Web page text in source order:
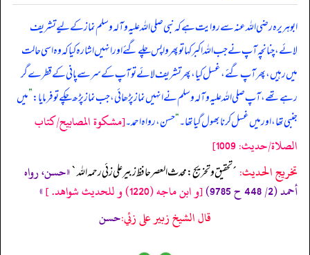
ابوہریرہ رضی اللہ عنہ سے روایت ہے کہ نبی صلی ‌اللہ ‌علیہ ‌وآلہ ‌وسلم نماز کے لیے تشریف
لائے، چنانچہ آپ نے جب اللہ اکبر کہا تو پھر واپس چلے گئے اور انہیں اشارہ کیا کہ وہ اسی حالت
میں رہیں، پھر آپ گئے، غسل کیا، پھر تشریف لائے تو آپ کے سر سے پانی کے قطرے گر
رہے تھے، آپ صلی ‌اللہ ‌علیہ ‌وآلہ ‌وسلم نے انہیں نماز پڑھائی، جب نماز پڑھ چکے تو فرمایا:”میں
جنبی تھا، اور میں غسل کرنا بھول گیا تھا۔“حسن، رواہ احمد۔[مشكوة المصابيح/كتاب
الصلاة/حدیث: 1009]
تخریج الحدیث: ´تحقيق و تخريج: محدث العصر حافظ زبير على زئي رحمه الله`«حسن، رواه
أحمد (2/ 448 ح 9785)
[و ابن ماجه (1220) و للحديث شواھد. ]
»
قال الشيخ زبير على زئي:حسن